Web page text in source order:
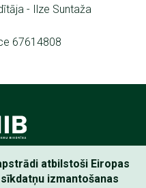
- Ilze Suntaža
67614808
Biedrība
atbilstoši Eiropas
izmantošanas